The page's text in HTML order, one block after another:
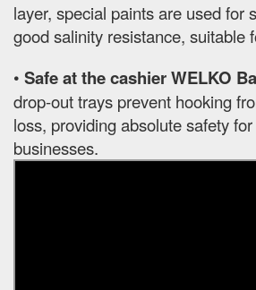
layer, special paints are used for
good salinity resistance, suitable
• Safe at the cashier WELKO
drop-out trays prevent hooking
loss, providing absolute safety
businesses.